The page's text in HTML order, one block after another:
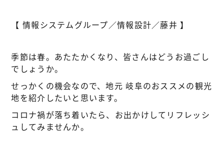
【 情報システムグループ／情報設計／藤井 】
季節は春。あたたかくなり、皆さんはどうお過ごし
でしょうか。
せっかくの機会なので、地元 岐阜のおススメの観光
地を紹介したいと思います。
コロナ禍が落ち着いたら、お出かけしてリフレッシ
ュしてみませんか。